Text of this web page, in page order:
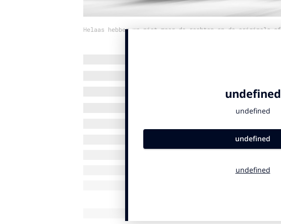
Helaas hebben we niet meer de rechten op de originele